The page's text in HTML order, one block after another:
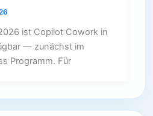
ist Copilot Cowork in
— zunächst im
Programm. Für